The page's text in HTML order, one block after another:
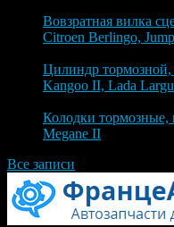
Вовзратная вилка
Citroen Berlingo,
Цилиндр тормозной,
Kangoo II, Lada
Колодки тормозные,
Megane II
Все записи